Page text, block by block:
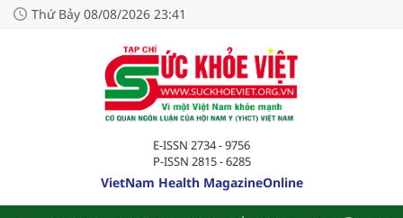
Thứ Bảy 08/08/2026 23:41
E-ISSN 2734 - 9756
P-ISSN 2815 - 6285
VietNam Health MagazineOnline